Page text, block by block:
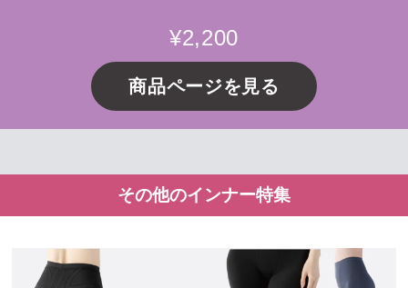
¥2,200
商品ページを見る
その他のインナー特集